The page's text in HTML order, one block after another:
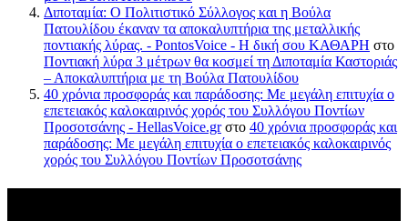
Διποταμία: Ο Πολιτιστικό Σύλλογος και η Βούλα
Πατουλίδου έκαναν τα αποκαλυπτήρια της μεταλλικής
ποντιακής λύρας. - PontosVoice - H δική σου ΚΑΘΑΡΗ στο
Ποντιακή λύρα 3 μέτρων θα κοσμεί τη Διποταμία Καστοριάς
– Αποκαλυπτήρια με τη Βούλα Πατουλίδου
40 χρόνια προσφοράς και παράδοσης: Με μεγάλη επιτυχία ο
επετειακός καλοκαιρινός χορός του Συλλόγου Ποντίων
Προσοτσάνης - HellasVoice.grστο 40 χρόνια προσφοράς και
παράδοσης: Με μεγάλη επιτυχία ο επετειακός καλοκαιρινός
χορός του Συλλόγου Ποντίων Προσοτσάνης